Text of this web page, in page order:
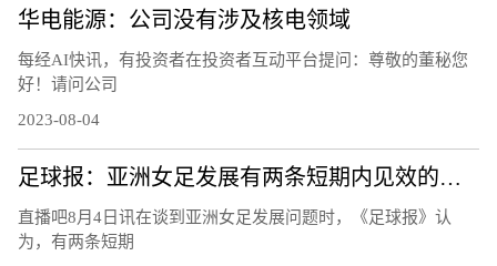
华电能源：公司没有涉及核电领域
每经AI快讯，有投资者在投资者互动平台提问：尊敬的董秘您
好！请问公司
2023-08-04
足球报：亚洲女足发展有两条短期内见效的道路，留洋和归化
直播吧8月4日讯在谈到亚洲女足发展问题时，《足球报》认
为，有两条短期